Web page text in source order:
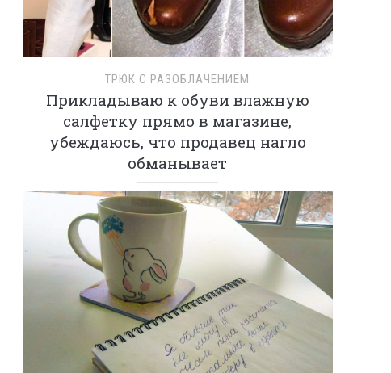
ТРЮК С РАЗОБЛАЧЕНИЕМ
Прикладываю к обуви влажную
салфетку прямо в магазине,
убеждаюсь, что продавец нагло
обманывает